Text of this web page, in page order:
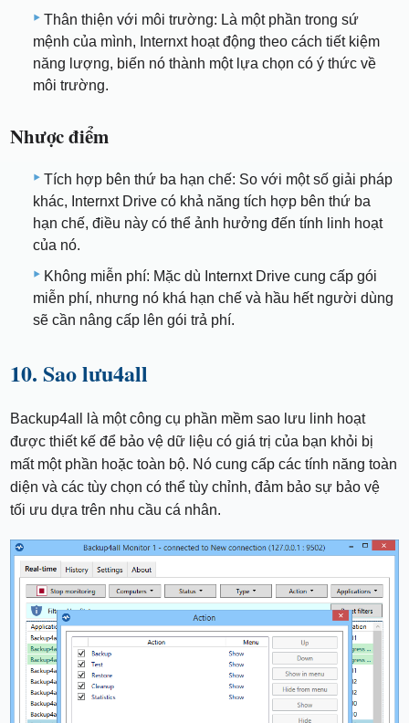
Thân thiện với môi trường: Là một phần trong sứ
mệnh của mình, Internxt hoạt động theo cách tiết kiệm
năng lượng, biến nó thành một lựa chọn có ý thức về
môi trường.
Nhược điểm
Tích hợp bên thứ ba hạn chế: So với một số giải pháp
khác, Internxt Drive có khả năng tích hợp bên thứ ba
hạn chế, điều này có thể ảnh hưởng đến tính linh hoạt
của nó.
Không miễn phí: Mặc dù Internxt Drive cung cấp gói
miễn phí, nhưng nó khá hạn chế và hầu hết người dùng
sẽ cần nâng cấp lên gói trả phí.
10. Sao lưu4all
Backup4all là một công cụ phần mềm sao lưu linh hoạt
được thiết kế để bảo vệ dữ liệu có giá trị của bạn khỏi bị
mất một phần hoặc toàn bộ. Nó cung cấp các tính năng toàn
diện và các tùy chọn có thể tùy chỉnh, đảm bảo sự bảo vệ
tối ưu dựa trên nhu cầu cá nhân.